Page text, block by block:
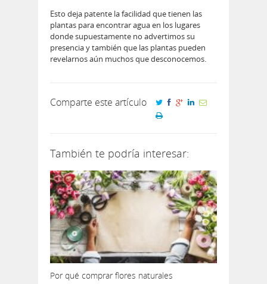
Esto deja patente la facilidad que tienen las
plantas para encontrar agua en los lugares
donde supuestamente no advertimos su
presencia y también que las plantas pueden
revelarnos aún muchos que desconocemos.
Comparte este artículo
También te podría interesar:
Por qué comprar flores naturales